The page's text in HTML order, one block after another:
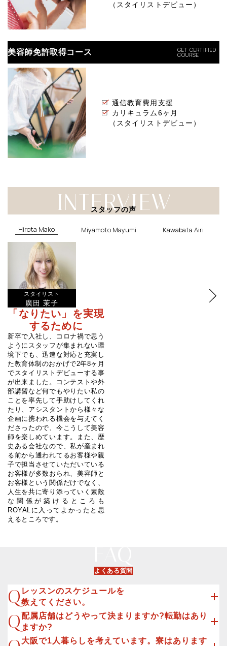
（スタイリストデビュー）
美容師免許取得コース
通信教育費用支援
カリキュラム6ヶ月
（スタイリストデビュー）
スタッフの声
Hirota Mako Miyamoto Mayumi Kawabata Airi
「なりたい」を実現
するために
スタイリスト
廣田 茉子
新卒で入社し、コロナ禍で思う
ようにスタッフが集まれない環
境下でも、迅速な対応と充実し
た教育体制のおかげで2年8ヶ月
でスタイリストデビューする事
が出来ました。コンテストや外
部講習など何でもやりたい私の
ことを率先して手助けしてくれ
たり、アシスタントから様々な
企画に携われる機会を与えてく
ださったので、今こうして美容
師を楽しめています。また、歴
史ある会社なので、私が産まれ
る前から通われてるお客様や親
子で担当させていただいている
お客様が多数おられ、美容師と
お客様という関係だけでなく、
人生を共に寄り添っていく素敵
な関係が築けるところも
ROYALに入ってよかったと思
えるところです。
よくある質問
レッスンのスケジュールを
教えてください。
大阪で1人暮らしを考えています。寮はあります
配属店舗はどうやって決まりますか?転勤はあり
ますか?